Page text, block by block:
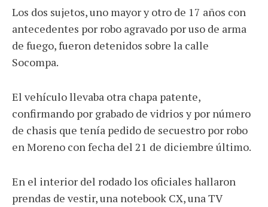
Los dos sujetos, uno mayor y otro de 17 años con
antecedentes por robo agravado por uso de arma
de fuego, fueron detenidos sobre la calle
Socompa.
El vehículo llevaba otra chapa patente,
confirmando por grabado de vidrios y por número
de chasis que tenía pedido de secuestro por robo
en Moreno con fecha del 21 de diciembre último.
En el interior del rodado los oficiales hallaron
prendas de vestir, una notebook CX, una TV